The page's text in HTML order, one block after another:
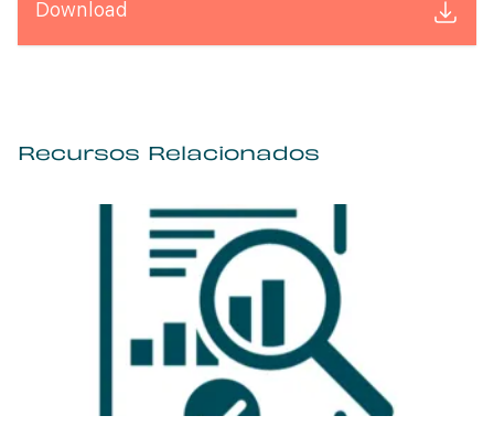
Download
Recursos Relacionados